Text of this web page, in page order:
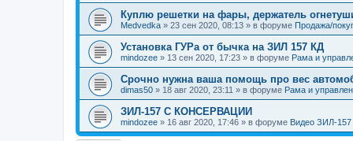
Куплю решетки на фары, держатель
Medvedka » 23 сен 2020, 08:13 » в форуме Продажа/
Установка ГУРа от бычка на ЗИЛ 157 КД
mindozee » 13 сен 2020, 17:23 » в форуме Рама и
Срочно нужна ваша помощь про вес
dimas50 » 18 авг 2020, 23:11 » в форуме Рама и
ЗИЛ-157 С КОНСЕРВАЦИИ
mindozee » 16 авг 2020, 17:46 » в форуме Видео ЗИЛ-157